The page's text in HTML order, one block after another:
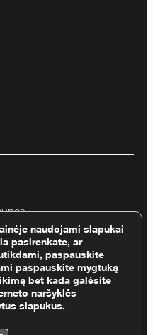
naudojami slapukai
pasirenkate, ar
paspauskite
paspauskite mygtuką
bet kada galėsite
naršyklės
slapukus.